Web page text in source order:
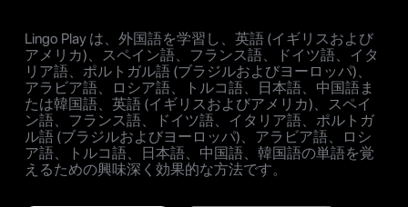
Lingo Play は、外国語を学習し、英語 (イギリスおよび
アメリカ)、スペイン語、フランス語、ドイツ語、イタ
リア語、ポルトガル語 (ブラジルおよびヨーロッパ)、
アラビア語、ロシア語、トルコ語、日本語、中国語ま
たは韓国語、英語 (イギリスおよびアメリカ)、スペイ
ン語、フランス語、ドイツ語、イタリア語、ポルトガ
ル語 (ブラジルおよびヨーロッパ)、アラビア語、ロシ
ア語、トルコ語、日本語、中国語、韓国語の単語を覚
えるための興味深く効果的な方法です。